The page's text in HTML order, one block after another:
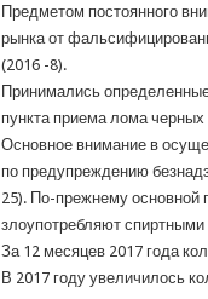
Предметом постоянного
рынка от
(2016 -8).
Принимались
пункта приема лома
Основное внимание в
по предупреждению
25). По-прежнему основной
злоупотребляют
За 12 месяцев 2017 года
В 2017 году увеличилось